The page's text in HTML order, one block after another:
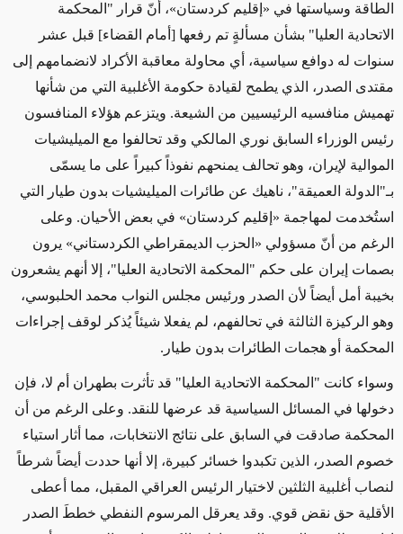
الطاقة وسياستها في «إقليم كردستان»، أنّ قرار "المحكمة
الاتحادية العليا" بشأن مسألةٍ تم رفعها [أمام القضاء] قبل عشر
سنوات له دوافع سياسية، أي محاولة معاقبة الأكراد لانضمامهم إلى
مقتدى الصدر، الذي يطمح لقيادة حكومة الأغلبية التي من شأنها
تهميش منافسيه الرئيسيين من الشيعة. ويتزعم هؤلاء المنافسون
رئيس الوزراء السابق نوري المالكي وقد تحالفوا مع الميليشيات
الموالية لإيران، وهو تحالف يمنحهم نفوذاً كبيراً على ما يسمّى
بـ"الدولة العميقة"، ناهيك عن طائرات الميليشيات بدون طيار التي
استُخدمت لمهاجمة «إقليم كردستان» في بعض الأحيان. وعلى
الرغم من أنّ مسؤولي «الحزب الديمقراطي الكردستاني» يرون
بصمات إيران على حكم "المحكمة الاتحادية العليا"، إلا أنهم يشعرون
بخيبة أمل أيضاً لأن الصدر ورئيس مجلس النواب محمد الحلبوسي،
وهو الركيزة الثالثة في تحالفهم، لم يفعلا شيئاً يُذكر لوقف إجراءات
المحكمة أو هجمات الطائرات بدون طيار.
وسواء كانت "المحكمة الاتحادية العليا" قد تأثرت بطهران أم لا، فإن
دخولها في المسائل السياسية قد عرضها للنقد. وعلى الرغم من أن
المحكمة صادقت في السابق على نتائج الانتخابات، مما أثار استياء
خصوم الصدر، الذين تكبدوا خسائر كبيرة، إلا أنها حددت أيضاً شرطاً
لنصاب أغلبية الثلثين لاختيار الرئيس العراقي المقبل، مما أعطى
الأقلية حق نقض قوي. وقد يعرقل المرسوم النفطي خططَ الصدر